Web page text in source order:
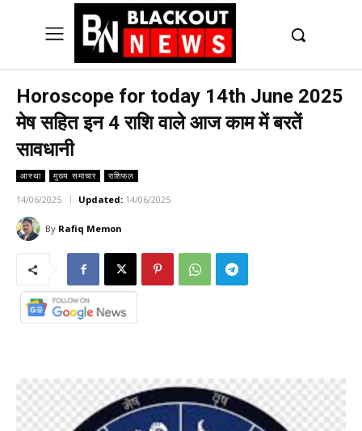
Horoscope for today 14th June 2025
मेष सहित इन 4 राशि वाले आज काम में बरतें
सावधानी
आस्था मुख्य समाचार राशिफल
14/06/2025 Updated: 14/06/2025
By Rafiq Memon